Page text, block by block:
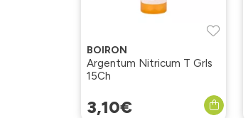
BOIRON
Argentum Nitricum T Grls
15Ch
3,10€